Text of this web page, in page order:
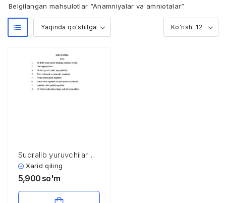
Belgilangan mahsulotlar “Anamniyalar va amniotalar”
Sudralib yuruvchilar
sinfi. Sudralib
yuruvchilar sinfi
ichki tuzilishi
Xarid qiling
5,900 so'm